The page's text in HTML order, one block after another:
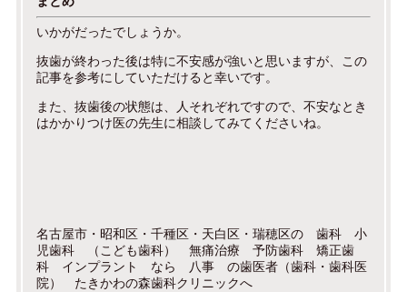
いかがだったでしょうか。
抜歯が終わった後は特に不安感が強いと思いますが、この
記事を参考にしていただけると幸いです。
また、抜歯後の状態は、人それぞれですので、不安なとき
はかかりつけ医の先生に相談してみてくださいね。
名古屋市・昭和区・千種区・天白区・瑞穂区の 歯科 小
児歯科 （こども歯科） 無痛治療 予防歯科 矯正歯
科 インプラント なら 八事 の歯医者（歯科・歯科医
院） たきかわの森歯科クリニックへ